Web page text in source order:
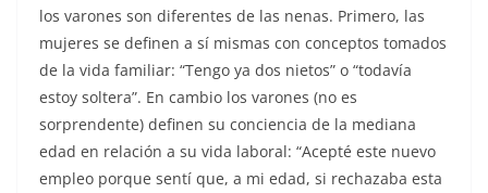
los varones son diferentes de las nenas. Primero, las
mujeres se definen a sí mismas con conceptos tomados
de la vida familiar: “Tengo ya dos nietos” o “todavía
estoy soltera”. En cambio los varones (no es
sorprendente) definen su conciencia de la mediana
edad en relación a su vida laboral: “Acepté este nuevo
empleo porque sentí que, a mi edad, si rechazaba esta